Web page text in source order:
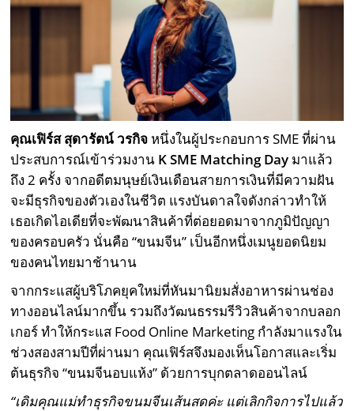
คุณเฟิร์ส สุดารัตน์ วรกิจ หนึ่งในผู้ประกอบการ SME ที่ผ่าน
ประสบการณ์เข้าร่วมงาน KSME Matching Day มาแล้ว
ถึง 2 ครั้ง จากอดีตมนุษย์เงินเดือนสายการเงินที่มีความฝัน
จะมีธุรกิจของตัวเองในชีวิต แรงบันดาลใจดังกล่าวทำให้
เธอเกิดไอเดียที่จะพัฒนาสินค้าที่ต่อยอดมาจากภูมิปัญญา
ของครอบครัว นั่นคือ “ขนมจีน” เป็นอีกหนึ่งเมนูยอดนิยม
ของคนไทยมาช้านาน
จากกระแสผู้บริโภคยุคใหม่ที่หันมานิยมสั่งอาหารผ่านช่อง
ทางออนไลน์มากขึ้น รวมถึงวัฒนธรรมรีวิวสินค้าจากบลอก
เกอร์ ทำให้กระแส Food Online Marketing กำลังมาแรงใน
ช่วงสองสามปีที่ผ่านมา คุณเฟิร์สจึงมองเห็นโอกาสและเริ่ม
ต้นธุรกิจ “ขนมจีนอบแห้ง” ด้วยการบุกตลาดออนไลน์
“เดิมคุณแม่ทำธุรกิจขนมจีนเส้นสดค่ะ แต่เลิกกิจการไปแล้ว